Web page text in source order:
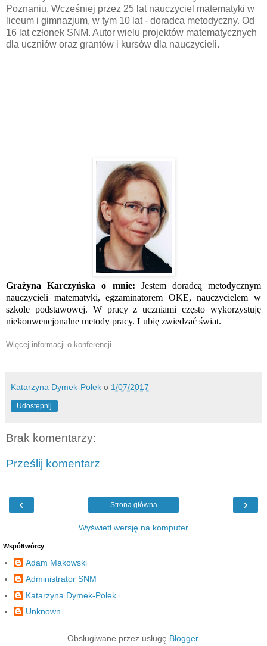
Poznaniu. Wcześniej przez 25 lat nauczyciel matematyki w
liceum i gimnazjum, w tym 10 lat - doradca metodyczny. Od
16 lat członek SNM. Autor wielu projektów matematycznych
dla uczniów oraz grantów i kursów dla nauczycieli.
Grażyna Karczyńska o mnie: Jestem doradcą metodycznym
nauczycieli matematyki, egzaminatorem OKE, nauczycielem w
szkole podstawowej. W pracy z uczniami często wykorzystuję
niekonwencjonalne metody pracy. Lubię zwiedzać świat.
Więcej informacji o konferencji
Katarzyna Dymek-Polek o 1/07/2017
Udostępnij
Brak komentarzy:
Prześlij komentarz
‹ ›
Strona główna
Wyświetl wersję na komputer
Współtwórcy
Adam Makowski
Administrator SNM
Katarzyna Dymek-Polek
Unknown
Obsługiwane przez usługę Blogger.